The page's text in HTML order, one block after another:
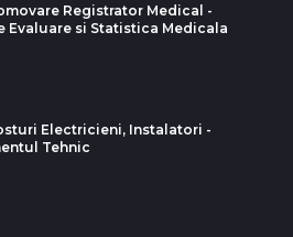
Registrator Medical -
Evaluare si Statistica Medicala
Electricieni, Instalatori -
Tehnic